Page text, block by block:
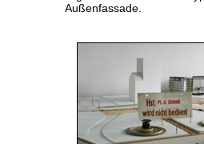
Außenfassade.